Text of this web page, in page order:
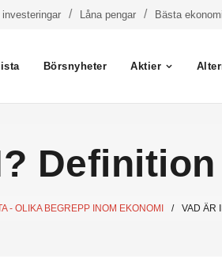
Låna pengar Bästa
Börsnyheter Aktier
- OLIKA BEGREPP INOM EKONOMI / VAD ÄR